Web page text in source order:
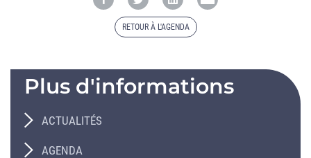
RETOUR À L'AGENDA
Plus d'informations
ACTUALITÉS
AGENDA